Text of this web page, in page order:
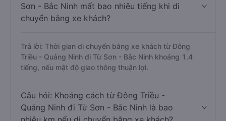
Sơn - Bắc Ninh mất bao nhiêu tiếng khi di
chuyển bằng xe khách?
Trả lời: Thời gian di chuyển bằng xe khách từ Đông
Triều - Quảng Ninh đi Từ Sơn - Bắc Ninh khoảng 1.4
tiếng, nếu mật độ giao thông thuận lợi.
Câu hỏi: Khoảng cách từ Đông Triều -
Quảng Ninh đi Từ Sơn - Bắc Ninh là bao